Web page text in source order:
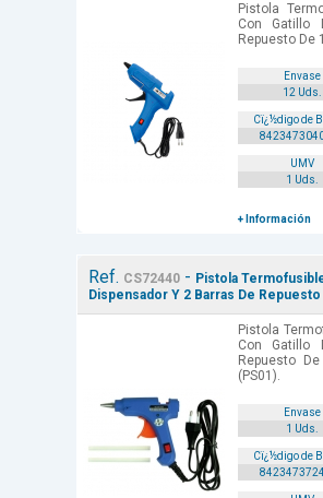
Pistola
Con Gatillo
Repuesto De
Envase
12 Uds.
Cï¿½digo de
UMV
1 Uds.
+ Información
Ref. CS72440 - Pistola
Dispensador Y 2 Barras De
Pistola
Con Gatillo
Repuesto
(PS01).
Envase
1 Uds.
Cï¿½digo de